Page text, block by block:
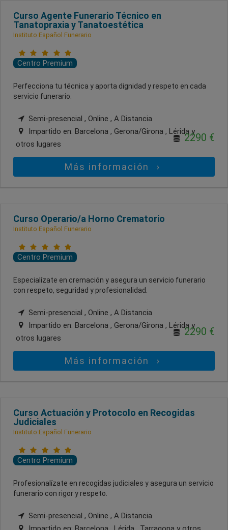
Curso Agente Funerario Técnico en
Tanatopraxia y Tanatoestética
Instituto Español Funerario
Centro Premium
Perfecciona tu técnica y aporta dignidad y respeto en cada
servicio funerario.
Semi-presencial , Online , A Distancia
Impartido en: Barcelona , Gerona/Girona , Lérida y
otros lugares
2290 €
Más información
Curso Operario/a Horno Crematorio
Instituto Español Funerario
Centro Premium
Especialízate en cremación y asegura un servicio funerario
con respeto, seguridad y profesionalidad.
Semi-presencial , Online , A Distancia
Impartido en: Barcelona , Gerona/Girona , Lérida y
otros lugares
2290 €
Más información
Curso Actuación y Protocolo en Recogidas
Judiciales
Instituto Español Funerario
Centro Premium
Profesionalízate en recogidas judiciales y asegura un servicio
funerario con rigor y respeto.
Semi-presencial , Online , A Distancia